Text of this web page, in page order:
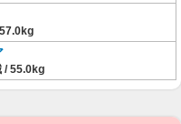
/ 55.0kg